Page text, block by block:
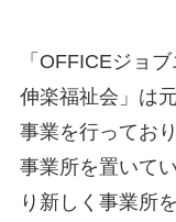
「OFFICEジョ
伸楽福祉会」は
事業を行ってお
事業所を置いて
り新しく事業所